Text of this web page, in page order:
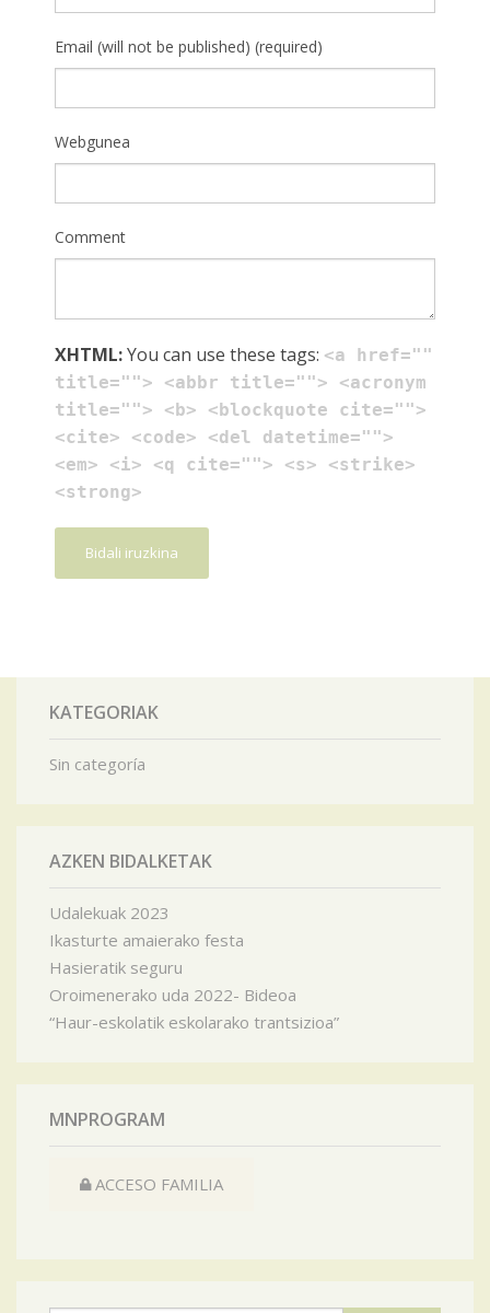
Email (will not be published) (required)
Webgunea
Comment
XHTML:You can use these tags: <a href=""
title=""> <abbr title=""> <acronym
title=""> <b> <blockquote cite="">
<cite> <code> <del datetime="">
<em> <i> <q cite=""> <s> <strike>
<strong>
KATEGORIAK
Sin categoría
AZKEN BIDALKETAK
Udalekuak 2023
Ikasturte amaierako festa
Hasieratik seguru
Oroimenerako uda 2022- Bideoa
“Haur-eskolatik eskolarako trantsizioa”
MNPROGRAM
ACCESO FAMILIA